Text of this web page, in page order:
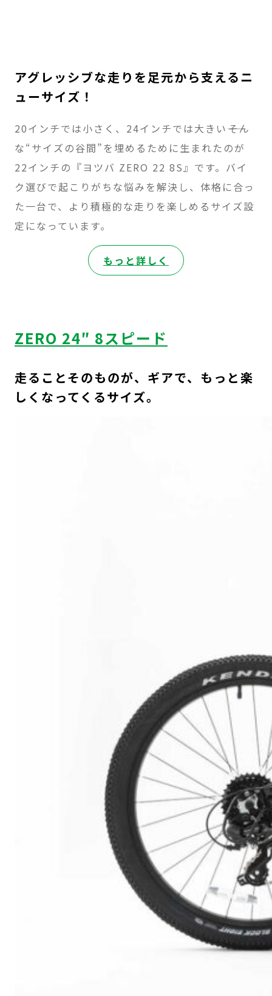
アグレッシブな走りを足元から支えるニ
ューサイズ！
20インチでは小さく、24インチでは大きい――そん
な“サイズの谷間”を埋めるために生まれたのが
22インチの『ヨツバ ZERO 22 8S』です。バイ
ク選びで起こりがちな悩みを解決し、体格に合っ
た一台で、より積極的な走りを楽しめるサイズ設
定になっています。
もっと詳しく
ZERO
ー
ZERO 24″ 8スピード
走ることそのものが、ギアで、もっと楽
しくなってくるサイズ。